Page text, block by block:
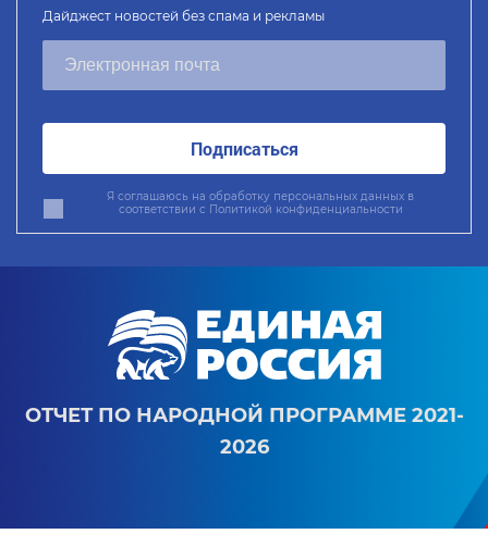
Дайджест новостей без спама и рекламы
Подписаться
Я соглашаюсь на обработку персональных данных в
соответствии с Политикой конфиденциальности
ОТЧЕТ ПО НАРОДНОЙ ПРОГРАММЕ 2021-
2026